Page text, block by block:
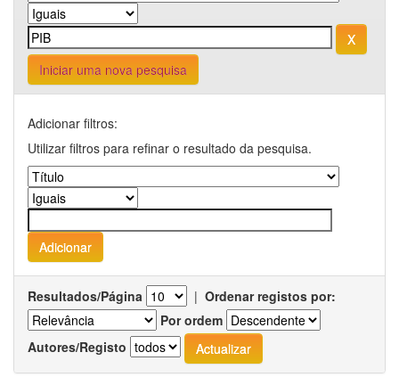
Iniciar uma nova pesquisa
Adicionar filtros:
Utilizar filtros para refinar o resultado da pesquisa.
Resultados/Página | Ordenar registos por:
Por ordem
Autores/Registo